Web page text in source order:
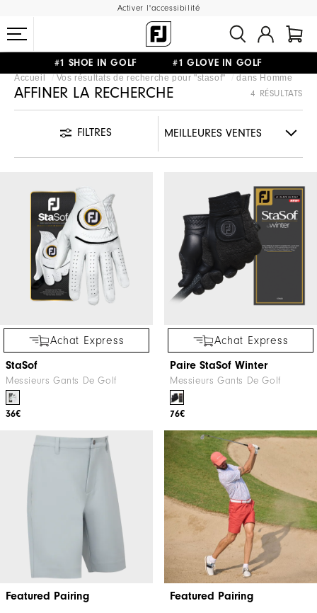
Activer l'accessibilité
#1 SHOE IN GOLF #1 GLOVE IN GOLF
LIVRAISON OFFERTEDÈS 99€+& RETOUR GRATUIT
Accueil Vos résultats de recherche pour "stasof" dans Homme
AFFINER LA RECHERCHE 4 RÉSULTATS
FILTRES
Achat Express
StaSof
Messieurs Gants De Golf
36€
Achat Express
Paire StaSof Winter
Messieurs Gants De Golf
76€
Featured Pairing Featured Pairing